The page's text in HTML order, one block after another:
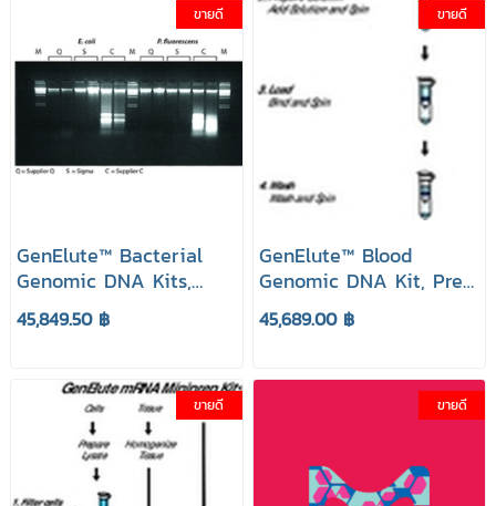
ขายดี
GenElute™ Bacterial
Genomic DNA Kits,
Prep. 350 ยี่ห้อ GenElute
Sigma Aldrich
45,849.50 ฿
ขายดี
GenElute™ Blood
Genomic DNA Kit, Prep.
350 ยี่ห้อ GenElute
Sigma Aldrich
45,689.00 ฿
ขายดี ขายดี